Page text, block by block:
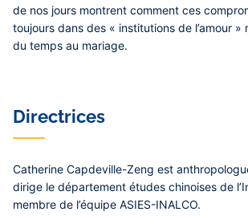
de nos jours montrent comment ces
toujours dans des « institutions de l’amour
du temps au mariage.
Directrices
Catherine Capdeville-Zeng est
dirige le département études chinoises de
membre de l’équipe ASIES-INALCO.